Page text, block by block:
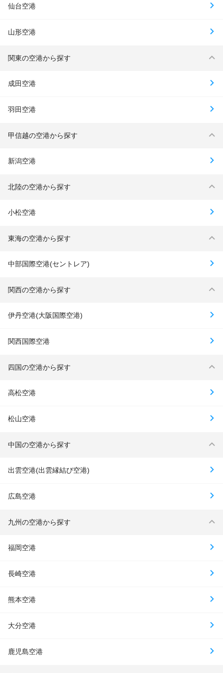
仙台空港
山形空港
関東の空港から探す
成田空港
羽田空港
甲信越の空港から探す
新潟空港
北陸の空港から探す
小松空港
東海の空港から探す
中部国際空港(セントレア)
関西の空港から探す
伊丹空港(大阪国際空港)
関西国際空港
四国の空港から探す
高松空港
松山空港
中国の空港から探す
出雲空港(出雲縁結び空港)
広島空港
九州の空港から探す
福岡空港
長崎空港
熊本空港
大分空港
鹿児島空港